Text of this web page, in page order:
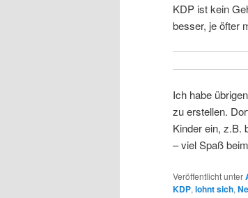
KDP ist kein
besser, je öfter
Ich habe
zu erstellen.
Kinder ein, z.B.
– viel Spaß
Veröffentlicht unter
KDP,lohnt sich,